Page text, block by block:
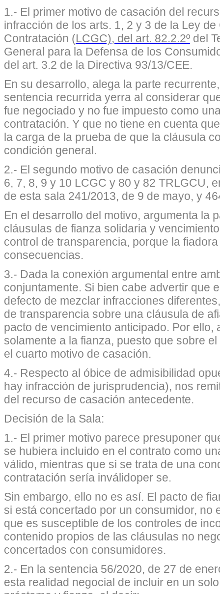
1.- El primer motivo de casación del
infracción de los arts. 1, 2 y 3 de la Ley
Contratación (LCGC), del art. 82.2.2º del
General para la Defensa de los
del art. 3.2 de la Directiva 93/13/CEE.
En su desarrollo, alega la parte
sentencia recurrida yerra al considerar
fue negociado y no fue impuesto como
contratación. Y que no tiene en cuenta
la carga de la prueba de que la cláusula
condición general.
2.- El segundo motivo de casación
6, 7, 8, 9 y 10 LCGC y 80 y 82 TRLGCU,
de esta sala 241/2013, de 9 de mayo, y
En el desarrollo del motivo, argumenta la
cláusulas de fianza solidaria y
control de transparencia, porque la
consecuencias.
3.- Dada la conexión argumental entre
conjuntamente. Si bien cabe advertir que
defecto de mezclar infracciones
de transparencia sobre una cláusula de
pacto de vencimiento anticipado. Por ello,
solamente a la fianza, puesto que sobre
el cuarto motivo de casación.
4.- Respecto al óbice de admisibilidad
hay infracción de jurisprudencia), nos
del recurso de casación antecedente.
Decisión de la Sala:
1.- El primer motivo parece presuponer
se hubiera incluido en el contrato como
válido, mientras que si se trata de una
contratación sería inválidoper se.
Sin embargo, ello no es así. El pacto de
si está concertado por un consumidor, no
que es susceptible de los controles de
contenido propios de las cláusulas no
concertados con consumidores.
2.- En la sentencia 56/2020, de 27 de
esta realidad negocial de incluir en un